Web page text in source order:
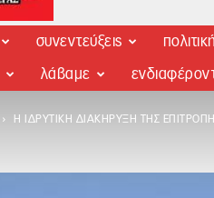
συνεντεύξεις πολιτική
λάβαμε
Η ΙΔΡΥΤΙΚΉ ΔΙΑΚΉΡΥΞΗ ΤΗΣ